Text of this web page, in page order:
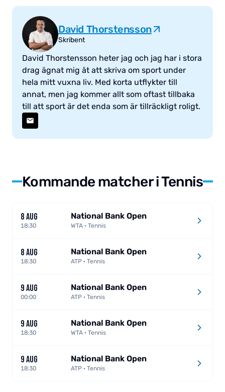
David Thorstensson
Skribent
David Thorstensson heter jag och jag har i stora
drag ägnat mig åt att skriva om sport under
hela mitt vuxna liv. Med korta utflykter till
annat, men jag kommer allt som oftast tillbaka
till att sport är det enda som är tillräckligt roligt.
Kommande matcher i Tennis
8 AUG
18:30
National Bank Open
WTA · Tennis
8 AUG
18:30
National Bank Open
ATP · Tennis
9 AUG
00:00
National Bank Open
ATP · Tennis
9 AUG
18:30
National Bank Open
WTA · Tennis
9 AUG
18:30
National Bank Open
ATP · Tennis